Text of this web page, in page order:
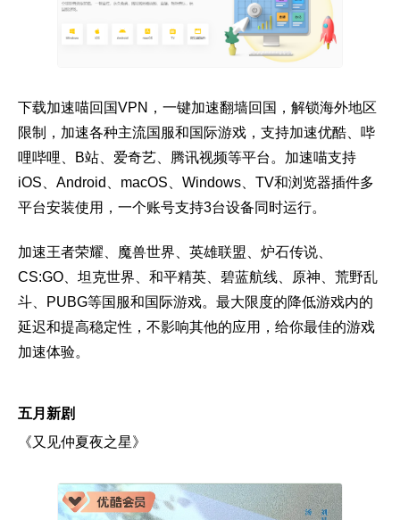
下载加速喵回国VPN，一键加速翻墙回国，解锁海外地区
限制，加速各种主流国服和国际游戏，支持加速优酷、哔
哩哔哩、B站、爱奇艺、腾讯视频等平台。加速喵支持
iOS、Android、macOS、Windows、TV和浏览器插件多
平台安装使用，一个账号支持3台设备同时运行。
加速王者荣耀、魔兽世界、英雄联盟、炉石传说、
CS:GO、坦克世界、和平精英、碧蓝航线、原神、荒野乱
斗、PUBG等国服和国际游戏。最大限度的降低游戏内的
延迟和提高稳定性，不影响其他的应用，给你最佳的游戏
加速体验。
五月新剧
《又见仲夏夜之星》